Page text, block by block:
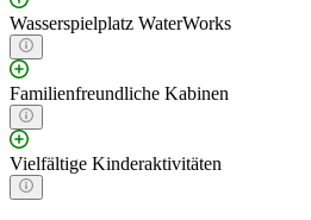
Wasserspielplatz WaterWorks
Familienfreundliche Kabinen
Vielfältige Kinderaktivitäten